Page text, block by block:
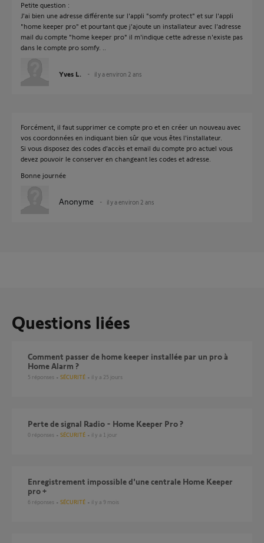
Petite question :
J'ai bien une adresse différente sur l'appli "somfy protect" et sur l'appli
"home keeper pro" et pourtant que j'ajoute un installateur avec l'adresse
mail du compte "home keeper pro" il m'indique cette adresse n'existe pas
dans le compte pro somfy. ..
Yves L. il y a environ 2 ans
Forcément, il faut supprimer ce compte pro et en créer un nouveau avec
vos coordonnées en indiquant bien sûr que vous êtes l'installateur.
Si vous disposez des codes d'accès et email du compte pro actuel vous
devez pouvoir le conserver en changeant les codes et adresse.
Bonne journée
Anonyme il y a environ 2 ans
Questions liées
Comment passer de home keeper installée par un pro à
Home Alarm ?
5 réponses SÉCURITÉ il y a 25 jours
Perte de signal Radio - Home Keeper Pro ?
0 réponses SÉCURITÉ il y a 1 jour
Enregistrement impossible d'une centrale Home Keeper
pro +
6 réponses SÉCURITÉ il y a 9 mois